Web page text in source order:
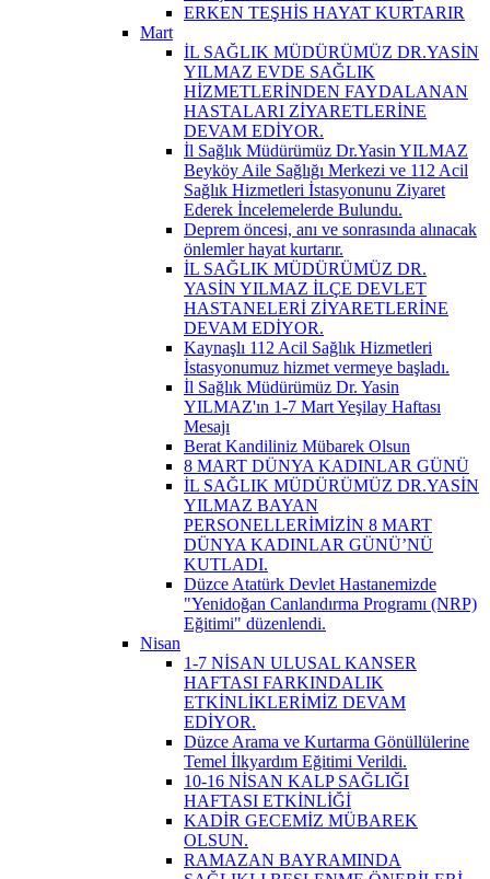
ERKEN TEŞHİS HAYAT KURTARIR
Mart
İL SAĞLIK MÜDÜRÜMÜZ DR.YASİN
YILMAZ EVDE SAĞLIK
HİZMETLERİNDEN FAYDALANAN
HASTALARI ZİYARETLERİNE
DEVAM EDİYOR.
İl Sağlık Müdürümüz Dr.Yasin YILMAZ
Beyköy Aile Sağlığı Merkezi ve 112 Acil
Sağlık Hizmetleri İstasyonunu Ziyaret
Ederek İncelemelerde Bulundu.
Deprem öncesi, anı ve sonrasında alınacak
önlemler hayat kurtarır.
İL SAĞLIK MÜDÜRÜMÜZ DR.
YASİN YILMAZ İLÇE DEVLET
HASTANELERİ ZİYARETLERİNE
DEVAM EDİYOR.
Kaynaşlı 112 Acil Sağlık Hizmetleri
İstasyonumuz hizmet vermeye başladı.
İl Sağlık Müdürümüz Dr. Yasin
YILMAZ'ın 1-7 Mart Yeşilay Haftası
Mesajı
Berat Kandiliniz Mübarek Olsun
8 MART DÜNYA KADINLAR GÜNÜ
İL SAĞLIK MÜDÜRÜMÜZ DR.YASİN
YILMAZ BAYAN
PERSONELLERİMİZİN 8 MART
DÜNYA KADINLAR GÜNÜ’NÜ
KUTLADI.
Düzce Atatürk Devlet Hastanemizde
"Yenidoğan Canlandırma Programı (NRP)
Eğitimi" düzenlendi.
Nisan
1-7 NİSAN ULUSAL KANSER
HAFTASI FARKINDALIK
ETKİNLİKLERİMİZ DEVAM
EDİYOR.
Düzce Arama ve Kurtarma Gönüllülerine
Temel İlkyardım Eğitimi Verildi.
10-16 NİSAN KALP SAĞLIĞI
HAFTASI ETKİNLİĞİ
KADİR GECEMİZ MÜBAREK
OLSUN.
RAMAZAN BAYRAMINDA